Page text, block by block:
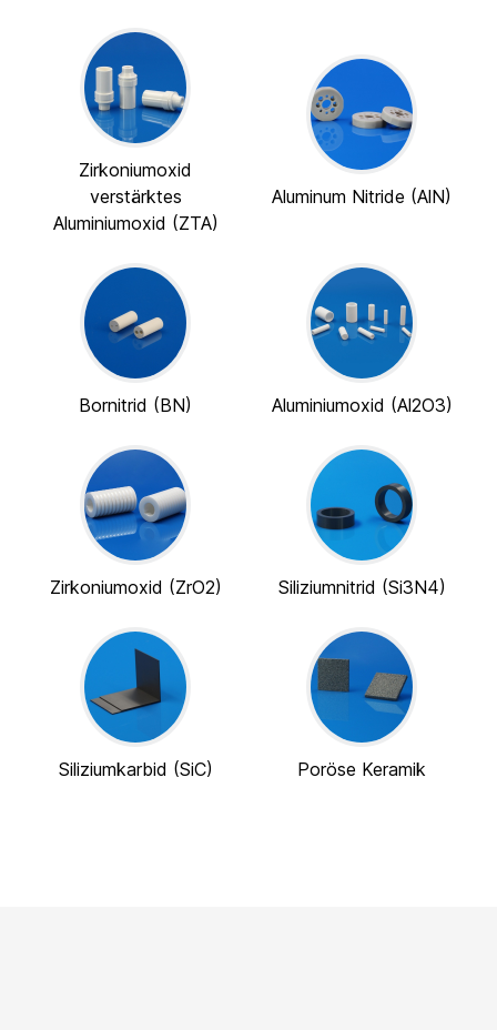
Zirkoniumoxid
verstärktes
Aluminiumoxid (ZTA)
Aluminum Nitride (AlN)
Bornitrid (BN) Aluminiumoxid (Al2O3)
Zirkoniumoxid (ZrO2) Siliziumnitrid (Si3N4)
Siliziumkarbid (SiC) Poröse Keramik